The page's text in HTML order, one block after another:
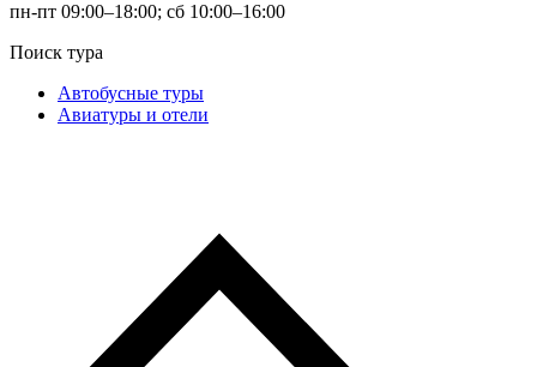
пн-пт 09:00–18:00; сб 10:00–16:00
Поиск тура
Автобусные туры
Авиатуры и отели